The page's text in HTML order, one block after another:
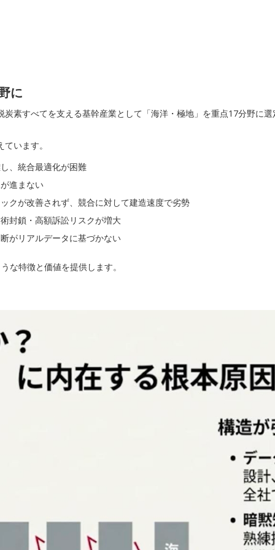
に
素すべてを支える基幹産業として「海洋・極地」を重点17分野に
います。
、統合最適化が困難
進まない
クが改善されず、競合に対して建造速度で劣勢
封鎖・高額訴訟リスクが増大
がリアルデータに基づかない
な特徴と価値を提供します。